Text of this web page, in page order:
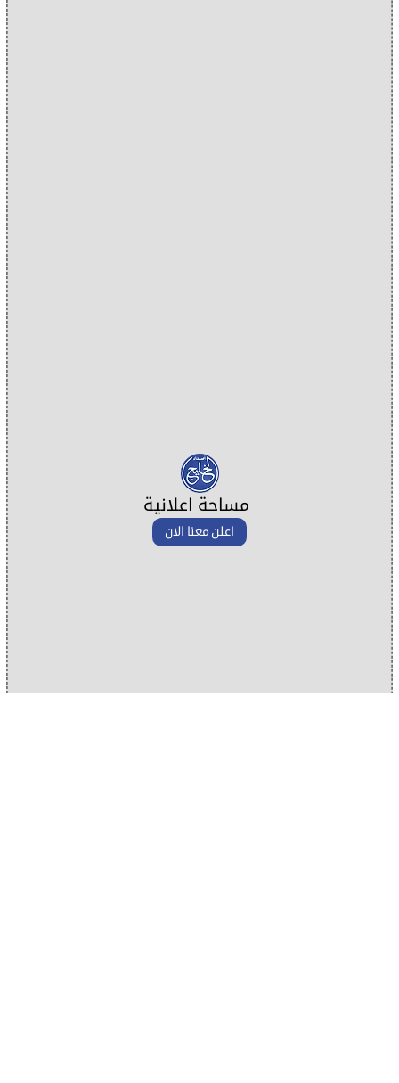
مساحة اعلانية
اعلن معنا الان